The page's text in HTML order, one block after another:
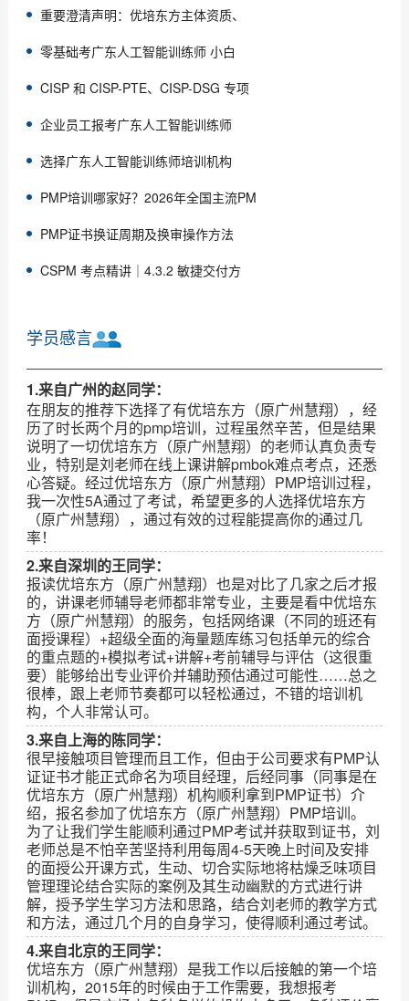
重要澄清声明：优培东方主体资质、
零基础考广东人工智能训练师 小白
CISP 和 CISP-PTE、CISP-DSG 专项
企业员工报考广东人工智能训练师
选择广东人工智能训练师培训机构
PMP培训哪家好？2026年全国主流PM
PMP证书换证周期及换审操作方法
CSPM 考点精讲｜4.3.2 敏捷交付方
学员感言
1.来自广州的赵同学：
在朋友的推荐下选择了有优培东方（原广州慧翔），经
历了时长两个月的pmp培训，过程虽然辛苦，但是结果
说明了一切优培东方（原广州慧翔）的老师认真负责专
业，特别是刘老师在线上课讲解pmbok难点考点，还悉
心答疑。经过优培东方（原广州慧翔）PMP培训过程，
我一次性5A通过了考试，希望更多的人选择优培东方
（原广州慧翔），通过有效的过程能提高你的通过几
率！
2.来自深圳的王同学：
报读优培东方（原广州慧翔）也是对比了几家之后才报
的，讲课老师辅导老师都非常专业，主要是看中优培东
方（原广州慧翔）的服务，包括网络课（不同的班还有
面授课程）+超级全面的海量题库练习包括单元的综合
的重点题的+模拟考试+讲解+考前辅导与评估（这很重
要）能够给出专业评价并辅助预估通过可能性……总之
很棒，跟上老师节奏都可以轻松通过，不错的培训机
构，个人非常认可。
3.来自上海的陈同学：
很早接触项目管理而且工作，但由于公司要求有PMP认
证证书才能正式命名为项目经理，后经同事（同事是在
优培东方（原广州慧翔）机构顺利拿到PMP证书）介
绍，报名参加了优培东方（原广州慧翔）PMP培训。
为了让我们学生能顺利通过PMP考试并获取到证书，刘
老师总是不怕辛苦坚持利用每周4-5天晚上时间及安排
的面授公开课方式，生动、切合实际地将枯燥乏味项目
管理理论结合实际的案例及其生动幽默的方式进行讲
解，授予学生学习方法和思路，结合刘老师的教学方式
和方法，通过几个月的自身学习，使得顺利通过考试。
4.来自北京的王同学：
优培东方（原广州慧翔）是我工作以后接触的第一个培
训机构，2015年的时候由于工作需要，我想报考